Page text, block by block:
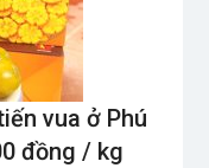
vua ở Phú
đồng / kg